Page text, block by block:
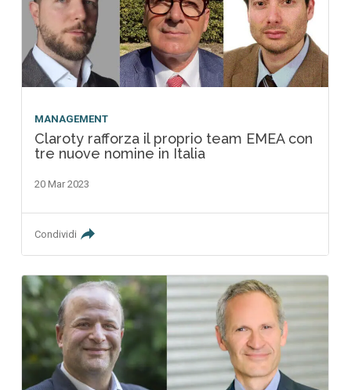
MANAGEMENT
Claroty rafforza il proprio team EMEA con
tre nuove nomine in Italia
20 Mar 2023
Condividi